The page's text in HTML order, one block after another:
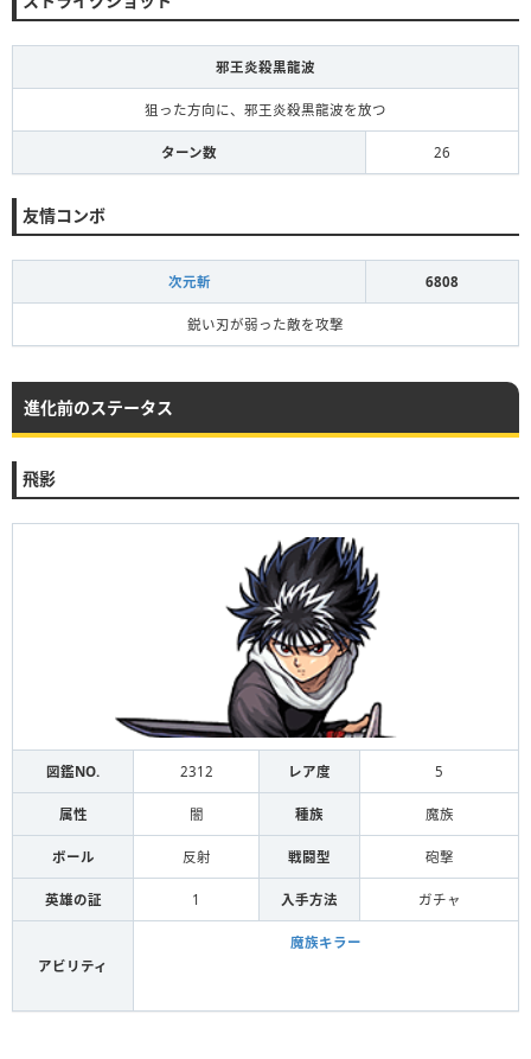
邪王炎殺黒龍波
狙った方向に、邪王炎殺黒龍波を放つ
ターン数 26
友情コンボ
次元斬 6808
鋭い刃が弱った敵を攻撃
進化前のステータス
飛影
図鑑NO. 2312 レア度 5
属性 闇 種族 魔族
ボール 反射 戦闘型 砲撃
英雄の証 1 入手方法 ガチャ
アビリティ
魔族キラー